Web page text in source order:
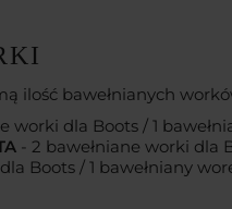
ilość bawełnianych
worki dla Boots / 1
- 2 bawełniane worki dla
Boots / 1 bawełniany